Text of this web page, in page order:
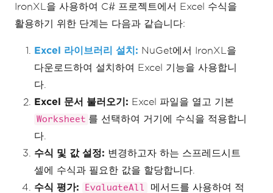
IronXL을 사용하여 C# 프로젝트에서 Excel 수식을
활용하기 위한 단계는 다음과 같습니다:
Excel 라이브러리 설치: NuGet에서 IronXL을
다운로드하여 설치하여 Excel 기능을 사용합니
다.
Excel 문서 불러오기: Excel 파일을 열고 기본
Worksheet 를 선택하여 거기에 수식을 적용합니
다.
수식 및 값 설정: 변경하고자 하는 스프레드시트
셀에 수식과 필요한 값을 할당합니다.
수식 평가:
EvaluateAll
메서드를 사용하여 적